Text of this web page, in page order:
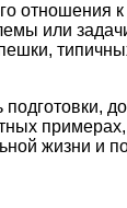
отношения
или
жизни и